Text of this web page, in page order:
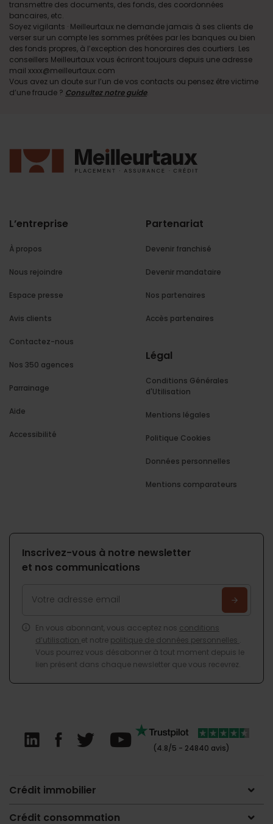
transmettre des documents, des fonds, des coordonnées
bancaires, etc.
Soyez vigilants · Meilleurtaux ne demande jamais à ses clients de
verser sur un compte les sommes prêtées par les banques ou bien
des fonds propres, à l’exception des honoraires des courtiers. Les
conseillers Meilleurtaux vous écriront toujours depuis une adresse
mail xxxx@meilleurtaux.com
Vous avez un doute sur l’un de vos contacts ou pensez être victime
d’une fraude ? Consultez notre guide.
L’entreprise
À propos
Nous rejoindre
Espace presse
Avis clients
Contactez-nous
Nos 350 agences
Parrainage
Aide
Accessibilité
Partenariat
Devenir franchisé
Devenir mandataire
Nos partenaires
Accès partenaires
Légal
Conditions Générales
d'Utilisation
Mentions légales
Politique Cookies
Données personnelles
Mentions comparateurs
Inscrivez-vous à notre newsletter
et nos communications
En vous abonnant, vous acceptez nos conditions
d’utilisation et notre politique de données personnelles
Vous pourrez vous désabonner à tout moment depuis le
lien présent dans chaque newsletter que vous recevrez.
(4.8/5 - 24840 avis)
Crédit immobilier
Crédit consommation